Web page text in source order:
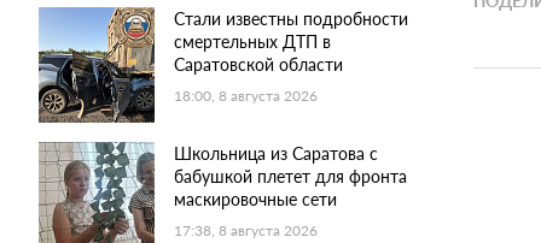
Стали известны подробности
смертельных ДТП в
Саратовской области
18:00, 8 августа 2026
Школьница из Саратова с
бабушкой плетет для фронта
маскировочные сети
17:38, 8 августа 2026